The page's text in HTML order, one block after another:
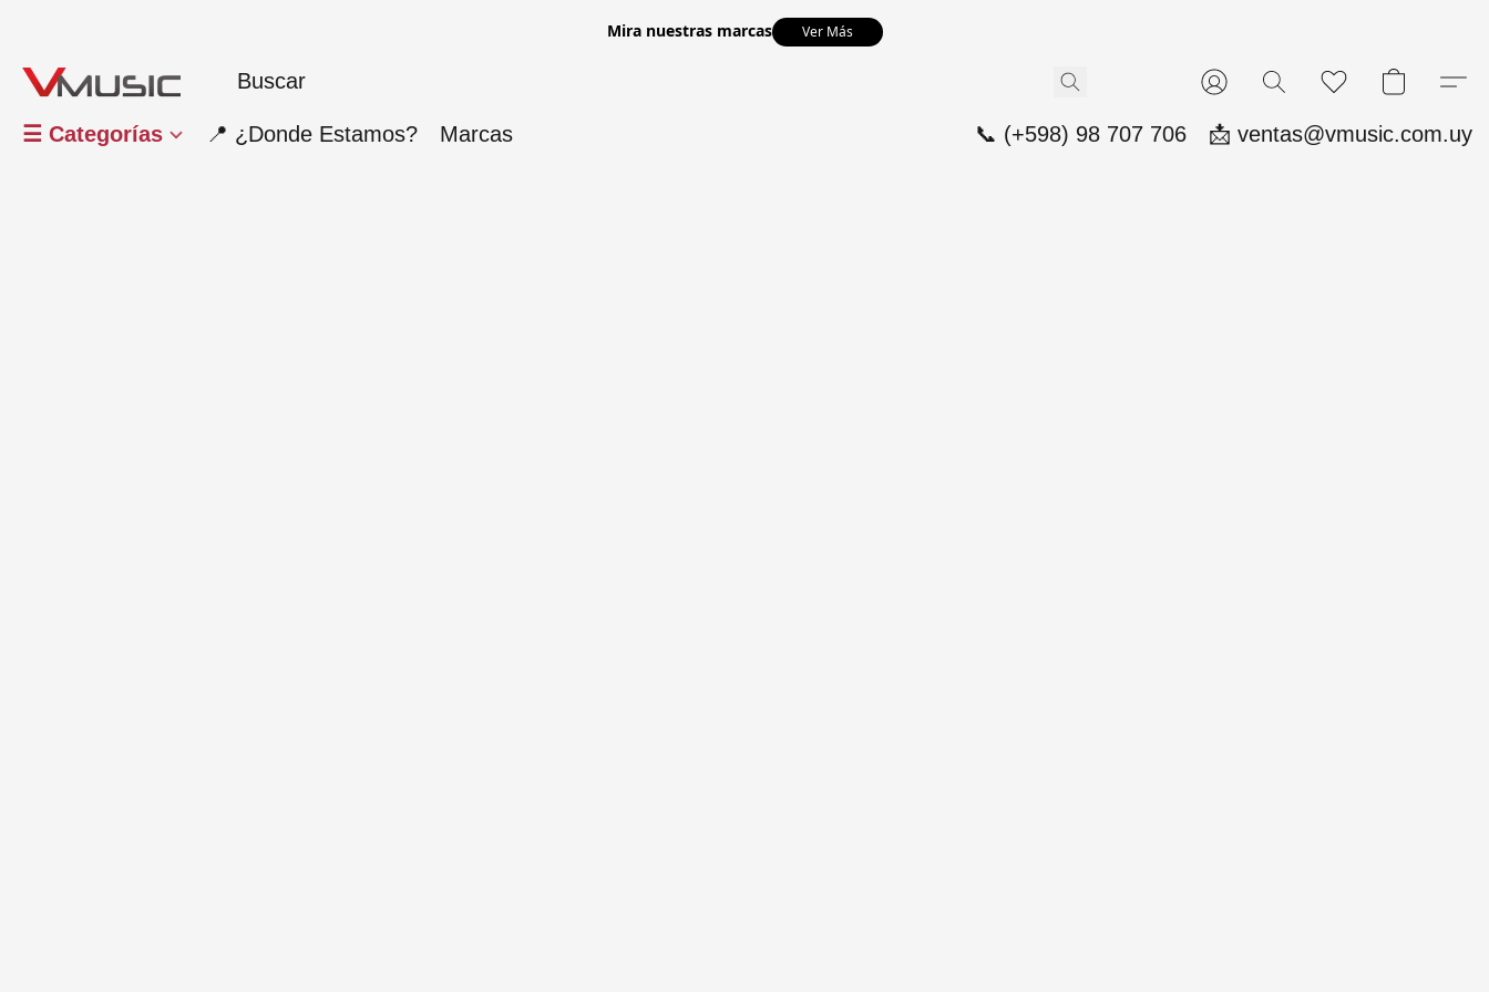
Mira nuestras marcas Ver Más
☰ Categorías 📍 ¿Donde Estamos? Marcas 📞 (+598) 98 707 706 📩 ventas@vmusic.com.uy